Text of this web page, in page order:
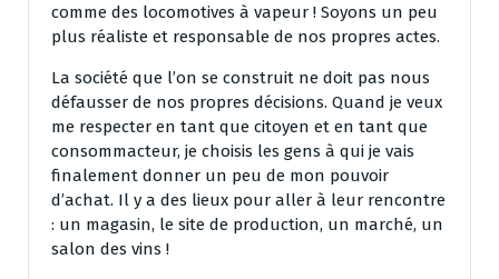
comme des locomotives à vapeur ! Soyons un peu
plus réaliste et responsable de nos propres actes.
La société que l’on se construit ne doit pas nous
défausser de nos propres décisions. Quand je veux
me respecter en tant que citoyen et en tant que
consommacteur, je choisis les gens à qui je vais
finalement donner un peu de mon pouvoir
d’achat. Il y a des lieux pour aller à leur rencontre
: un magasin, le site de production, un marché, un
salon des vins !